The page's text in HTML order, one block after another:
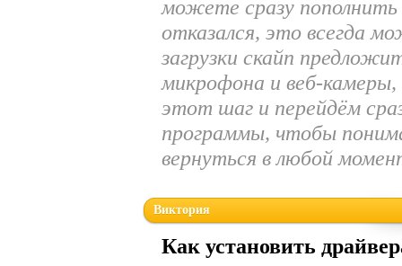
можете сразу
отказался, это всегда
загрузки скайп
микрофона и веб-
этот шаг и перейдём
программы, чтобы
вернуться в любой
Как установить
Виктория